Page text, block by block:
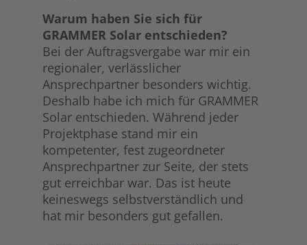
Warum haben Sie sich für
GRAMMER Solar entschieden?
Bei der Auftragsvergabe war mir ein
regionaler, verlässlicher
Ansprechpartner besonders wichtig.
Deshalb habe ich mich für GRAMMER
Solar entschieden. Während jeder
Projektphase stand mir ein
kompetenter, fest zugeordneter
Ansprechpartner zur Seite, der stets
gut erreichbar war. Das ist heute
keineswegs selbstverständlich und
hat mir besonders gut gefallen.